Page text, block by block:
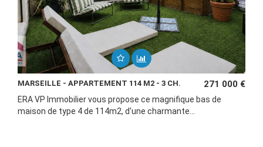
MARSEILLE - APPARTEMENT 114 M2 - 3 CH. 271 000 €
ERA VP Immobilier vous propose ce magnifique bas de
maison de type 4 de 114m2, d'une charmante...